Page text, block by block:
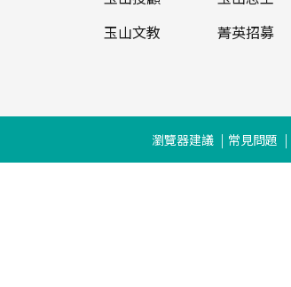
玉山文教
菁英招募
瀏覽器建議 常見問題